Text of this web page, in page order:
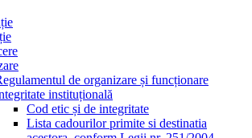
de organizare și funcționare
instituțională
Cod etic și de integritate
Lista cadourilor primite si destinatia